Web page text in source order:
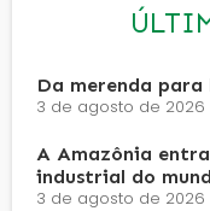
Da merenda
3 de agosto de 2026
A Amazônia
industrial do
3 de agosto de 2026